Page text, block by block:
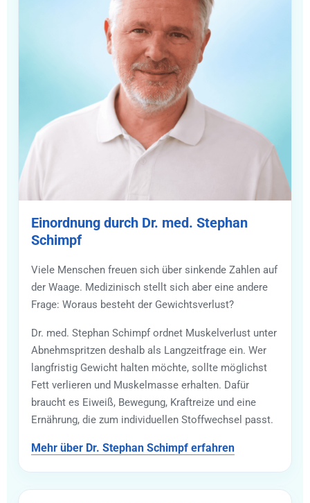
Einordnung durch Dr. med. Stephan
Schimpf
Viele Menschen freuen sich über sinkende Zahlen auf
der Waage. Medizinisch stellt sich aber eine andere
Frage: Woraus besteht der Gewichtsverlust?
Dr. med. Stephan Schimpf ordnet Muskelverlust unter
Abnehmspritzen deshalb als Langzeitfrage ein. Wer
langfristig Gewicht halten möchte, sollte möglichst
Fett verlieren und Muskelmasse erhalten. Dafür
braucht es Eiweiß, Bewegung, Kraftreize und eine
Ernährung, die zum individuellen Stoffwechsel passt.
Mehr über Dr. Stephan Schimpf erfahren